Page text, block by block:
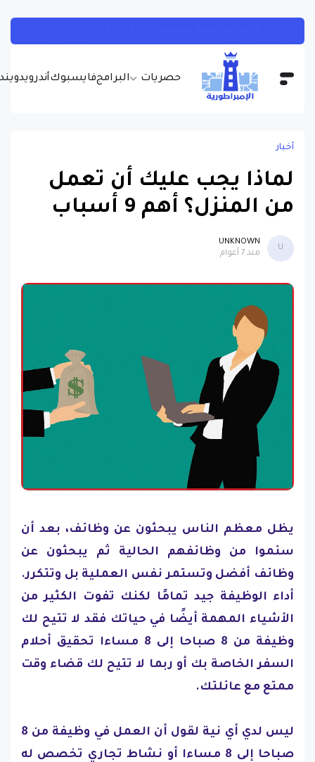
حصريات البرامجفايسبوكأندرويد
أخبار
لماذا يجب عليك أن تعمل
من المنزل؟ أهم 9 أسباب
U
UNKNOWN
منذ 7 أعوام
يظل معظم الناس يبحثون عن وظائف، بعد أن
سئموا من وظائفهم الحالية ثم يبحثون عن
وظائف أفضل وتستمر نفس العملية بل وتتكرر.
أداء الوظيفة جيد تمامًا لكنك تفوت الكثير من
الأشياء المهمة أيضًا في حياتك فقد لا تتيح لك
وظيفة من 8 صباحا إلى 8 مساءا تحقيق أحلام
السفر الخاصة بك أو ربما لا تتيح لك قضاء وقت
ممتع مع عائلتك.
ليس لدي أي نية لقول أن العمل في وظيفة من 8
صباحا إلى 8 مساءا أو نشاط تجاري تخصص له